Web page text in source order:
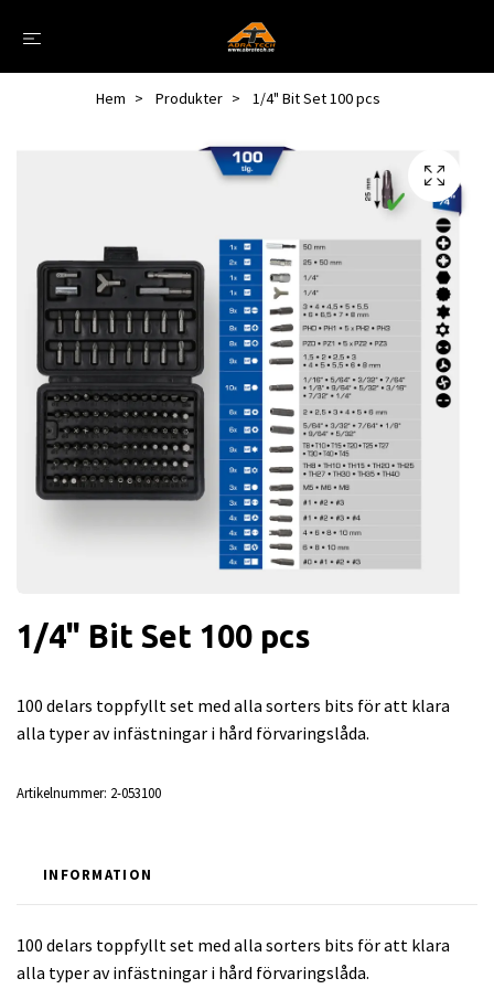
Hem Produkter 1/4" Bit Set 100 pcs
1/4" Bit Set 100 pcs
100 delars toppfyllt set med alla sorters bits för att klara
alla typer av infästningar i hård förvaringslåda.
Artikelnummer: 2-053100
INFORMATION
100 delars toppfyllt set med alla sorters bits för att klara
alla typer av infästningar i hård förvaringslåda.